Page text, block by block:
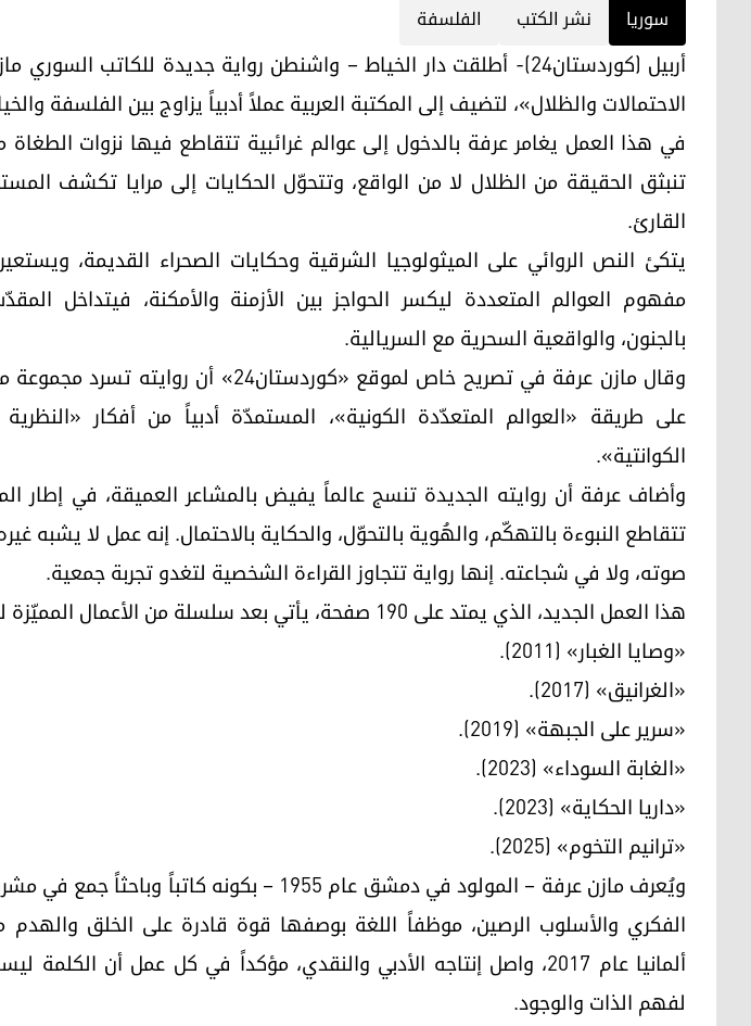
سوریا نشر الكتب الفلسفة
أربيل (كوردستان24)- أطلقت دار الخياط – واشنطن رواية جديدة للكاتب
الاحتمالات والظلال»، لتضيف إلى المكتبة العربية عملاً أدبياً يزاوج بين الفلسفة
في هذا العمل يغامر عرفة بالدخول إلى عوالم غرائبية تتقاطع فيها نزوات الطغاة
تنبثق الحقيقة من الظلال لا من الواقع، وتتحوّل الحكايات إلى مرايا تكشف
القارئ.
يتكئ النص الروائي على الميثولوجيا الشرقية وحكايات الصحراء القديمة،
مفهوم العوالم المتعددة ليكسر الحواجز بين الأزمنة والأمكنة، فيتداخل
بالجنون، والواقعية السحرية مع السريالية.
وقال مازن عرفة في تصريح خاص لموقع «كوردستان24»
على طريقة «العوالم المتعدّدة الكونية»، المستمدّة أدبياً من أفكار «النظرية
الكوانتية».
وأضاف عرفة أن روايته الجديدة تنسج عالماً يفيض بالمشاعر العميقة، في إطار
تتقاطع النبوءة بالتهكّم، والهُوية بالتحوّل، والحكاية بالاحتمال. إنه عمل لا يشبه
صوته، ولا في شجاعته. إنها رواية تتجاوز القراءة الشخصية لتغدو تجربة جمعية.
هذا العمل الجديد، الذي يمتد على 190 صفحة، يأتي بعد سلسلة من الأعمال المميّزة لمازن عرفة، من بينها:
«وصايا الغبار» (2011).
«الغرانيق» (2017).
«سرير على الجبهة» (2019).
«الغابة السوداء» (2023).
«داريا الحكاية» (2023).
«ترانيم التخوم» (2025).
ويُعرف مازن عرفة – المولود في دمشق عام 1955 – بكونه
الفكري والأسلوب الرصين، موظفاً اللغة بوصفها قوة قادرة على الخلق والهدم
ألمانيا عام 2017، واصل إنتاجه الأدبي والنقدي، مؤكداً في كل عمل أن
لفهم الذات والوجود.